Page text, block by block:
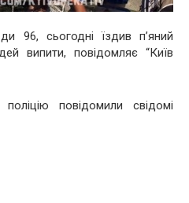
96, сьогодні їздив п’яний
випити, повідомляє “Київ
повідомили свідомі